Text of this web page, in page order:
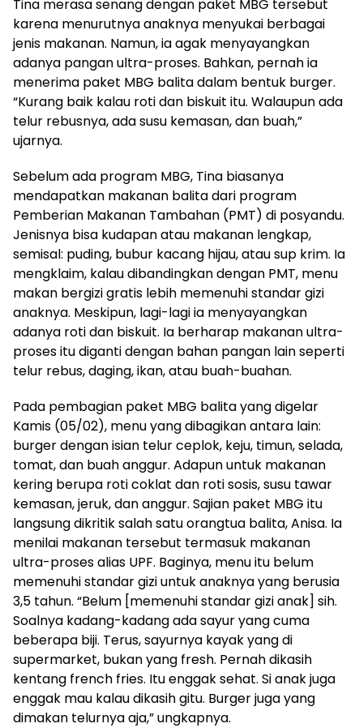
Tina merasa senang dengan paket MBG tersebut
karena menurutnya anaknya menyukai berbagai
jenis makanan. Namun, ia agak menyayangkan
adanya pangan ultra-proses. Bahkan, pernah ia
menerima paket MBG balita dalam bentuk burger.
“Kurang baik kalau roti dan biskuit itu. Walaupun ada
telur rebusnya, ada susu kemasan, dan buah,”
ujarnya.
Sebelum ada program MBG, Tina biasanya
mendapatkan makanan balita dari program
Pemberian Makanan Tambahan (PMT) di posyandu.
Jenisnya bisa kudapan atau makanan lengkap,
semisal: puding, bubur kacang hijau, atau sup krim. Ia
mengklaim, kalau dibandingkan dengan PMT, menu
makan bergizi gratis lebih memenuhi standar gizi
anaknya. Meskipun, lagi-lagi ia menyayangkan
adanya roti dan biskuit. Ia berharap makanan ultra-
proses itu diganti dengan bahan pangan lain seperti
telur rebus, daging, ikan, atau buah-buahan.
Pada pembagian paket MBG balita yang digelar
Kamis (05/02), menu yang dibagikan antara lain:
burger dengan isian telur ceplok, keju, timun, selada,
tomat, dan buah anggur. Adapun untuk makanan
kering berupa roti coklat dan roti sosis, susu tawar
kemasan, jeruk, dan anggur. Sajian paket MBG itu
langsung dikritik salah satu orangtua balita, Anisa. Ia
menilai makanan tersebut termasuk makanan
ultra-proses alias UPF. Baginya, menu itu belum
memenuhi standar gizi untuk anaknya yang berusia
3,5 tahun. “Belum [memenuhi standar gizi anak] sih.
Soalnya kadang-kadang ada sayur yang cuma
beberapa biji. Terus, sayurnya kayak yang di
supermarket, bukan yang fresh. Pernah dikasih
kentang french fries. Itu enggak sehat. Si anak juga
enggak mau kalau dikasih gitu. Burger juga yang
dimakan telurnya aja,” ungkapnya.